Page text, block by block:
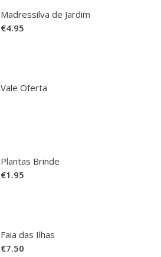
Madressilva de Jardim
€4.95
Vale Oferta
Plantas Brinde
€1.95
Faia das Ilhas
€7.50